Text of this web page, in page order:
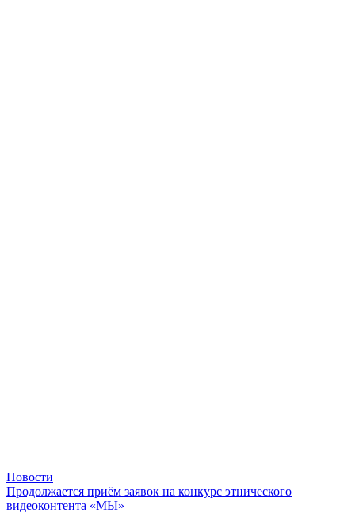
Новости
Продолжается приём заявок на конкурс этнического
видеоконтента «МЫ»